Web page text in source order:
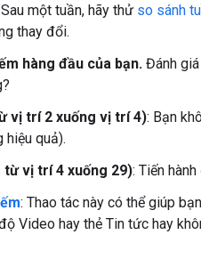
một tuần, hãy thử so sánh
thay đổi.
hàng đầu của bạn. Đánh
vị trí 2 xuống vị trí 4): Bạn
hiệu quả).
vị trí 4 xuống 29): Tiến hành
: Thao tác này có thể giúp
Video hay thẻ Tin tức hay